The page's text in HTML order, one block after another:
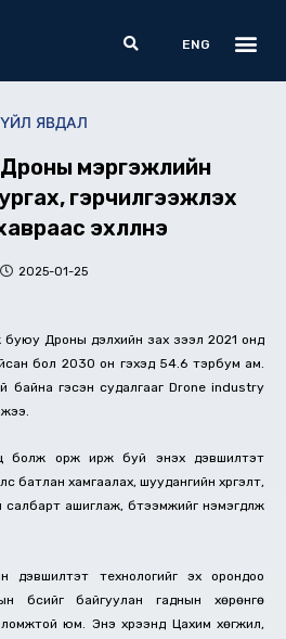
Search
ENG
ҮЙЛ ЯВДАЛ
Дроны мэргэжлийн
гэрчилгээжүүлэх
эхлүүлнэ
2025-01-25
буюу Дроны дэлхийн зах зээл 2021 онд
бол 2030 он гэхэд 54.6 тэрбум ам.
байна гэсэн судалгааг Drone industry
болж орж ирж буй энэхүү дэвшилтэт
батлан хамгаалах, шуудангийн хүргэлт,
ашиглаж, бүтээмжийг нэмэгдүүлж
технологийг эх орондоо
бүсийг байгуулан гаднын хөрөнгө
юм. Энэ хүрээнд Цахим хөгжил,